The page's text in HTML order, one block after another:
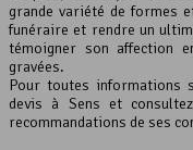
grande variété de formes
funéraire et rendre un
témoigner son affection
gravées.
Pour toutes informations
devis à Sens et
recommandations de ses